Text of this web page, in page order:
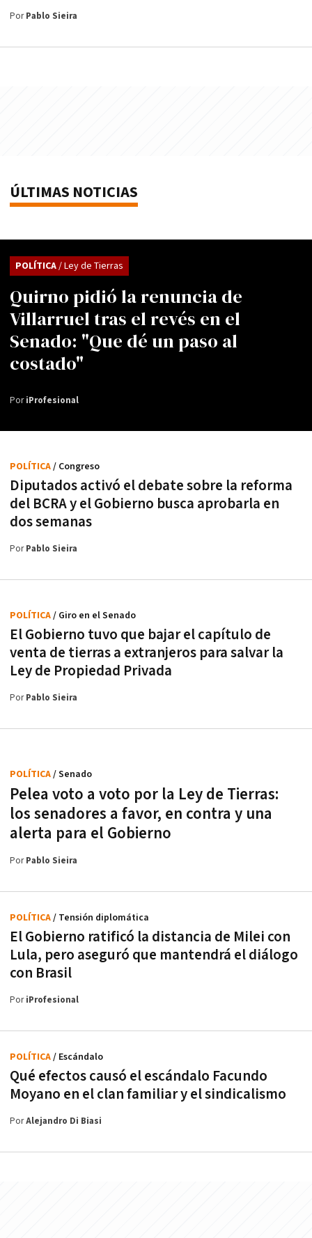
PorPablo Sieira
ÚLTIMAS NOTICIAS
Quirno pidió la renuncia de
Villarruel tras el revés en el
Senado: "Que dé un paso al
costado"
POLÍTICA/ Ley de Tierras
PoriProfesional
Diputados activó el debate sobre la reforma
del BCRA y el Gobierno busca aprobarla en
dos semanas
POLÍTICA/ Congreso
PorPablo Sieira
El Gobierno tuvo que bajar el capítulo de
venta de tierras a extranjeros para salvar la
Ley de Propiedad Privada
POLÍTICA/ Giro en el Senado
PorPablo Sieira
Pelea voto a voto por la Ley de Tierras:
los senadores a favor, en contra y una
alerta para el Gobierno
POLÍTICA/ Senado
PorPablo Sieira
El Gobierno ratificó la distancia de Milei con
Lula, pero aseguró que mantendrá el diálogo
con Brasil
POLÍTICA/ Tensión diplomática
PoriProfesional
Qué efectos causó el escándalo Facundo
Moyano en el clan familiar y el sindicalismo
POLÍTICA/ Escándalo
PorAlejandro Di Biasi